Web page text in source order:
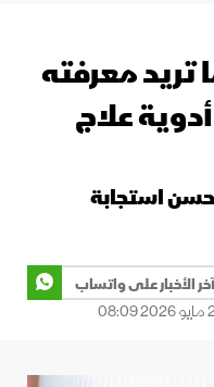
تريد معرفته
علاج
استجابة
الأخبار على واتساب